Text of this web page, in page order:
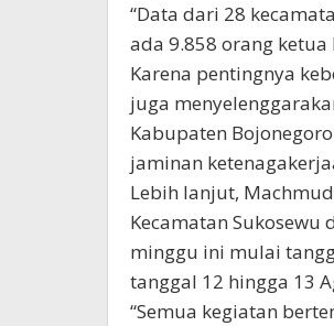
“Data dari 28
ada 9.858 orang ketua
Karena pentingnya
juga
Kabupaten
jaminan
Lebih lanjut,
Kecamatan Sukosewu
minggu ini mulai
tanggal 12 hingga 13
“Semua kegiatan